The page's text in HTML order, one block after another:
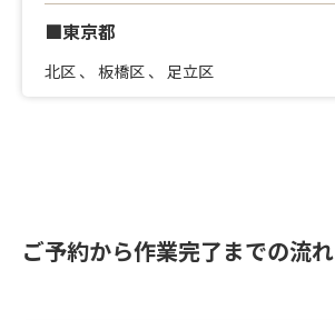
■東京都
北区 、 板橋区 、 足立区
ご予約から作業完了までの流れ